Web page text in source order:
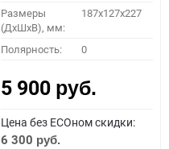
Размеры
(ДхШхВ), мм:
187x127x227
Полярность: 0
5 900 руб.
Цена без ECOном скидки:
6 300 руб.